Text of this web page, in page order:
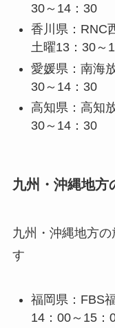
30～14：30
香川県：RNC
土曜13：30～
愛媛県：南海
30～14：30
高知県：高知
30～14：30
九州・沖縄地方
九州・沖縄地方
す
福岡県：FBS
14：00～15：